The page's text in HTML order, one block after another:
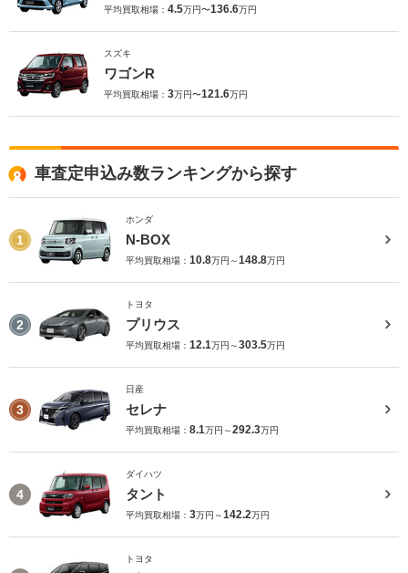
平均買取相場： 4.5万円〜136.6万円
スズキ
ワゴンR
平均買取相場： 3万円〜121.6万円
車査定申込み数ランキングから探す
1
ホンダ
N-BOX
平均買取相場： 10.8万円～148.8万円
2
トヨタ
プリウス
平均買取相場： 12.1万円～303.5万円
3
日産
セレナ
平均買取相場： 8.1万円～292.3万円
4
ダイハツ
タント
平均買取相場： 3万円～142.2万円
トヨタ